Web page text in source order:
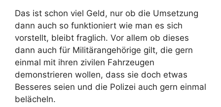
Das ist schon viel Geld, nur ob die Umsetzung
dann auch so funktioniert wie man es sich
vorstellt, bleibt fraglich. Vor allem ob dieses
dann auch für Militärangehörige gilt, die gern
einmal mit ihren zivilen Fahrzeugen
demonstrieren wollen, dass sie doch etwas
Besseres seien und die Polizei auch gern einmal
belächeln.